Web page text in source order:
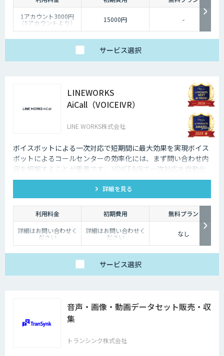
1アカウント3000円
（5アカウントより） 15000円 -
サービス選択
LINEWORKS
AiCall（VOICEIVR）
LINE WORKS株式会社
ボイスボットによる一次対応で短期間に最大効果を実現ボイス
ボットによるコールセンターの効率化には、まず問い合わせ内
容を把握することが重要です。 VOICEIVRで一次対応を自動化
すれば、AI対応できるもの、人の対応が必要なものを把握する
詳細を見る
利用料金 初期費用
無料プラン
詳細はお問い合わせく
ださい
詳細はお問い合わせく
ださい なし
サービス選択
音声・画像・動画データセット販売・収
集
トランシンク株式会社